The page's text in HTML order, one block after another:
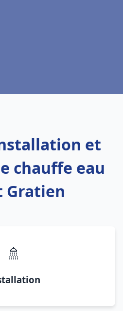
et
chauffe eau
Gratien
🚿